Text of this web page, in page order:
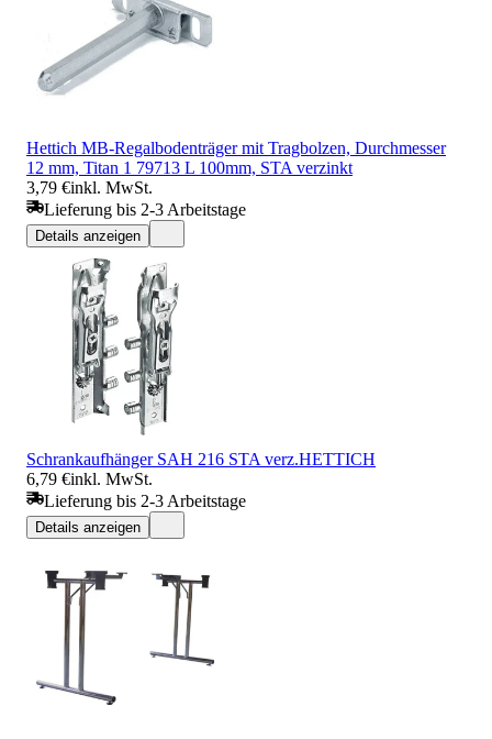
Hettich MB-Regalbodenträger mit Tragbolzen, Durchmesser
12 mm, Titan 1 79713 L 100mm, STA verzinkt
3,79 €inkl. MwSt.
Lieferung bis 2-3 Arbeitstage
Details anzeigen
Schrankaufhänger SAH 216 STA verz.HETTICH
6,79 €inkl. MwSt.
Lieferung bis 2-3 Arbeitstage
Details anzeigen